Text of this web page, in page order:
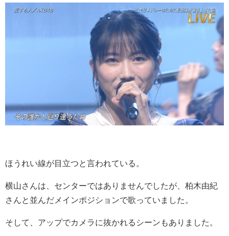
ほうれい線が目立つと言われている。
横山さんは、センターではありませんでしたが、柏木由紀
さんと並んだメインポジションで歌っていました。
そして、アップでカメラに抜かれるシーンもありました。